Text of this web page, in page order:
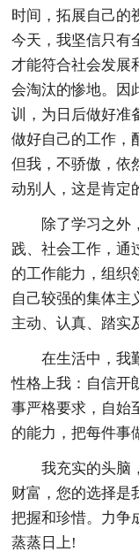
时间，拓展自己的
今天，我坚信只有
才能符合社会发展
会淘汰的惨地。因
训，为日后做好准
做好自己的工作，
但我，不骄傲，依
动别人，这是肯定
除了学习之外
践、社会工作，通
的工作能力，组织
自己较强的集体主
主动、认真、踏实
在生活中，我
性格上我：自信开
事严格要求，自始
的能力，把每件事
我充实的头脑
财富，您的选择是
把握和珍惜。力争
蒸蒸日上!